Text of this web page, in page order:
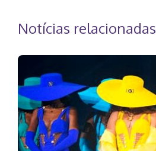
Notícias relacionadas